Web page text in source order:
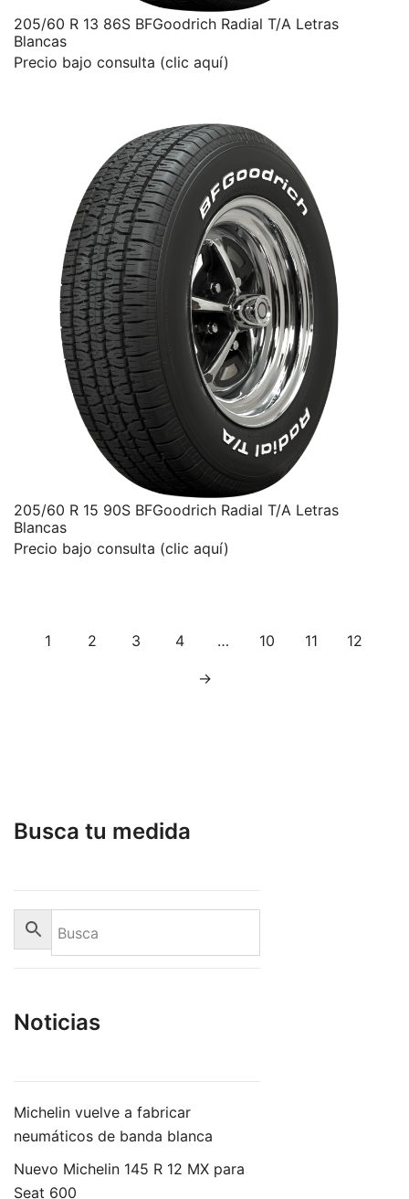
205/60 R 13 86S BFGoodrich Radial T/A Letras
Blancas
Precio bajo consulta (clic aquí)
205/60 R 15 90S BFGoodrich Radial T/A Letras
Blancas
Precio bajo consulta (clic aquí)
1 2 3 4 … 10 11 12
→
Busca tu medida
Noticias
Michelin vuelve a fabricar
neumáticos de banda blanca
Nuevo Michelin 145 R 12 MX para
Seat 600